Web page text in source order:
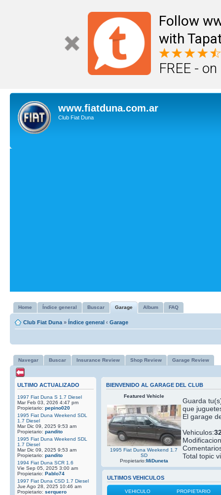
Follow
with
FREE -
www.fiatduna.com.ar
Club Fiat Duna
Home Índice general Buscar Garage Album FAQ
Club Fiat Duna » Índice general ‹ Garage
Navegar Buscar Insurance Review Shop Review Garage Review
ULTIMO ACTUALIZADO
1997 Fiat Duna S 1.7 Diesel
Mar Feb 03, 2026 4:47 pm
Propietario: pepino020
1995 Fiat Duna Weekend SDL
1.7 Diesel
Mar Dic 09, 2025 9:53 am
Propietario: pandito
1995 Fiat Duna Weekend SDL
1.7 Diesel
Mar Dic 09, 2025 9:53 am
Propietario: pandito
1994 Fiat Duna SCR 1.6
Vie Sep 05, 2025 3:00 am
Propietario: Pablo74
1997 Fiat Duna CSD 1.7 Diesel
Jue Ago 28, 2025 10:46 am
Propietario: serquero
BIENVENIDO AL GARAGE DEL CLUB
Featured Vehicle
1995 Fiat Duna Weekend 1.7
SD
Propietario:MiDuneta
Guarda
que
El garage
Vehiculos:
Total topic
ULTIMOS VEHICULOS
VEHICULO PROPIETARIO